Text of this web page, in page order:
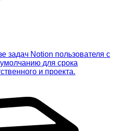
задач Notion пользователя с
для срока
и проекта.